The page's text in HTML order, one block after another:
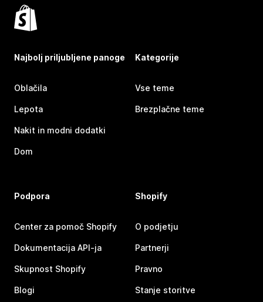
Najbolj priljubljene panoge
Oblačila
Lepota
Nakit in modni dodatki
Dom
Kategorije
Vse teme
Brezplačne teme
Podpora
Center za pomoč Shopify
Dokumentacija API-ja
Skupnost Shopify
Blogi
Shopify
O podjetju
Partnerji
Pravno
Stanje storitve